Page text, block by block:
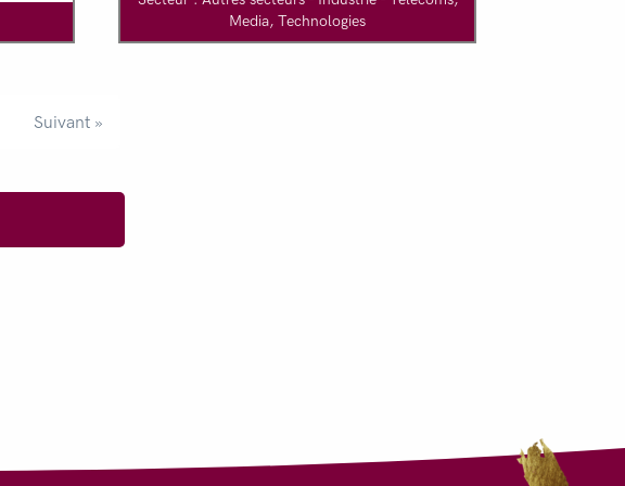
Media, Technologies
Suivant »